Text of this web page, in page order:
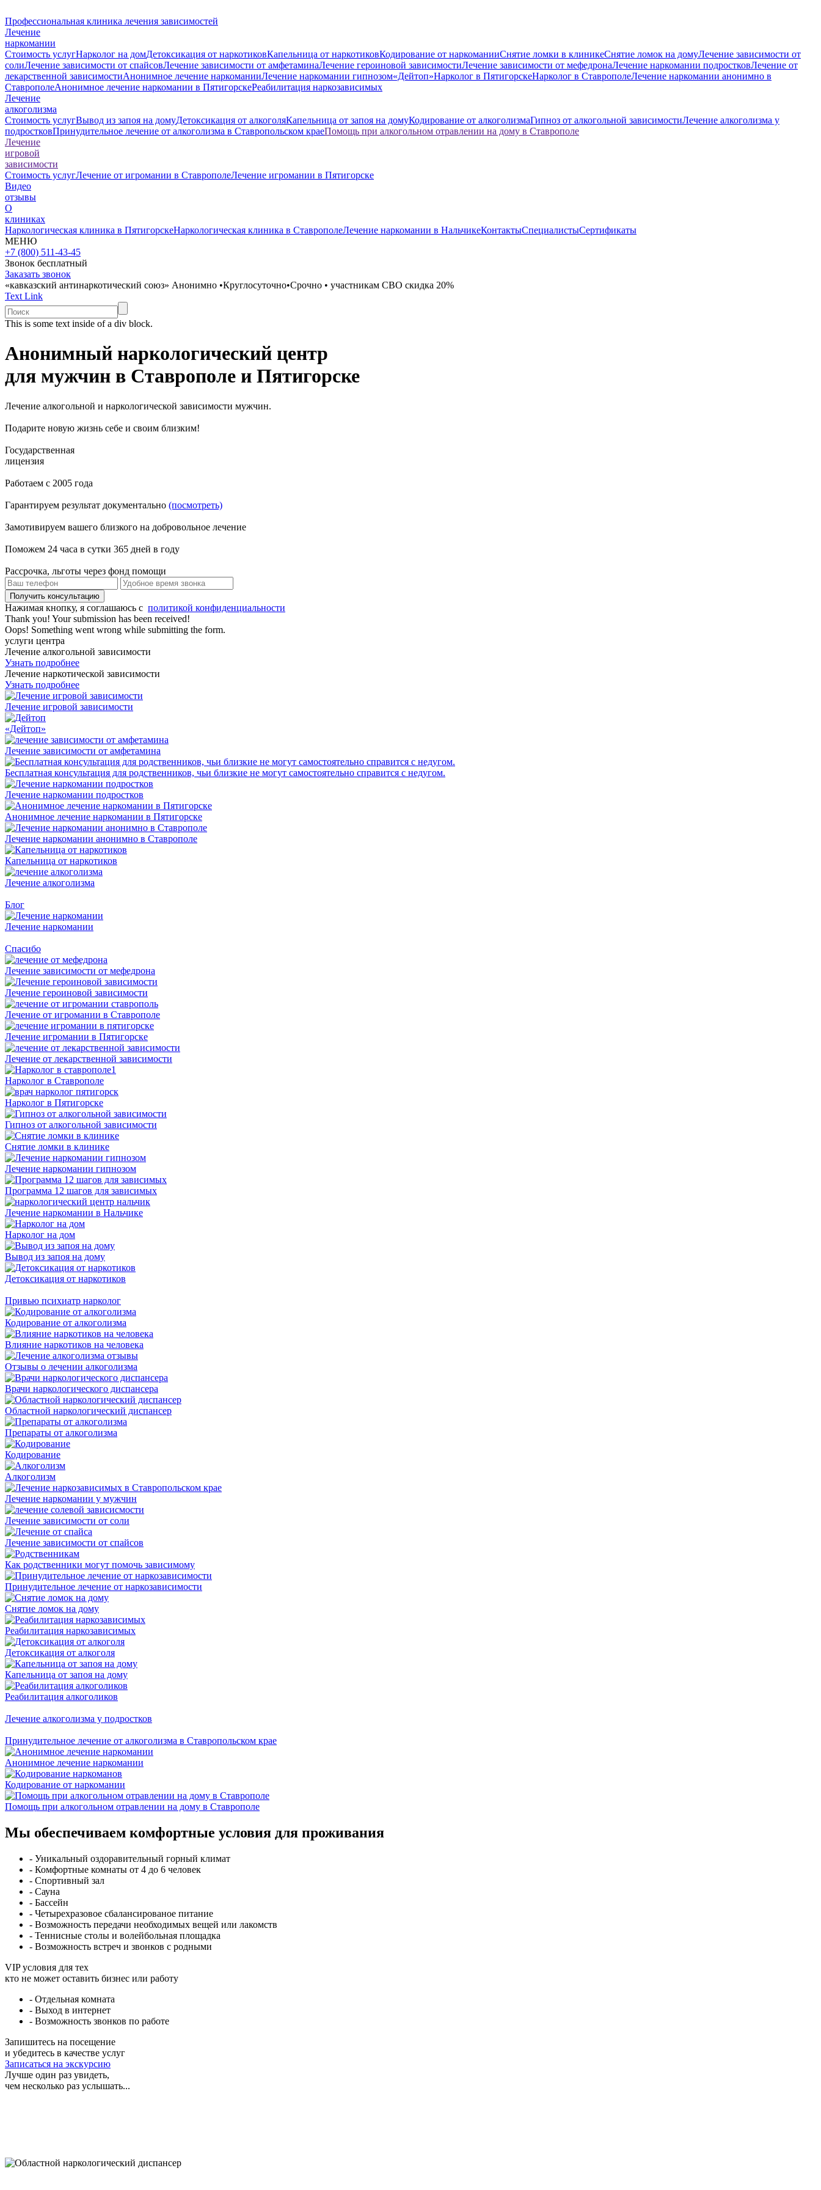
Профессиональная клиника лечения зависимостей
Лечение
наркомании
Стоимость услугНарколог на домДетоксикация от наркотиковКапельница от наркотиковКодирование от наркоманииСнятие ломки в клиникеСнятие ломок на домуЛечение зависимости от
солиЛечение зависимости от спайсовЛечение зависимости от амфетаминаЛечение героиновой зависимостиЛечение зависимости от мефедронаЛечение наркомании подростковЛечение от
лекарственной зависимостиАнонимное лечение наркоманииЛечение наркомании гипнозом«Дейтоп»Нарколог в ПятигорскеНарколог в СтаврополеЛечение наркомании анонимно в
СтаврополеАнонимное лечение наркомании в ПятигорскеРеабилитация наркозависимых
Лечение
алкоголизма
Стоимость услугВывод из запоя на домуДетоксикация от алкоголяКапельница от запоя на домуКодирование от алкоголизмаГипноз от алкогольной зависимостиЛечение алкоголизма у
подростковПринудительное лечение от алкоголизма в Ставропольском краеПомощь при алкогольном отравлении на дому в Ставрополе
Лечение
игровой
зависимости
Стоимость услугЛечение от игромании в СтаврополеЛечение игромании в Пятигорске
Видео
отзывы
О
клиниках
Наркологическая клиника в ПятигорскеНаркологическая клиника в СтаврополеЛечение наркомании в НальчикеКонтактыСпециалистыСертификаты
МЕНЮ
+7 (800) 511-43-45
Звонок бесплатный
Заказать звонок
«кавказский антинаркотический союз» Анонимно •Круглосуточно•Срочно • участникам СВО скидка 20%
Text Link
This is some text inside of a div block.
Анонимный наркологический центр
для мужчин в Ставрополе и Пятигорске
Лечение алкогольной и наркологической зависимости мужчин.
Подарите новую жизнь себе и своим близким!
Государственная
лицензия
Работаем с 2005 года
Гарантируем результат документально (посмотреть)
Замотивируем вашего близкого на добровольное лечение
Поможем 24 часа в сутки 365 дней в году
Рассрочка, льготы через фонд помощи
Нажимая кнопку, я соглашаюсь с политикой конфиденциальности
Thank you! Your submission has been received!
Oops! Something went wrong while submitting the form.
услуги центра
Лечение алкогольной зависимости
Узнать подробнее
Лечение наркотической зависимости
Узнать подробнее
Лечение игровой зависимости
«Дейтоп»
Лечение зависимости от амфетамина
Бесплатная консультация для родственников, чьи близкие не могут самостоятельно справится с недугом.
Лечение наркомании подростков
Анонимное лечение наркомании в Пятигорске
Лечение наркомании анонимно в Ставрополе
Капельница от наркотиков
Лечение алкоголизма
Блог
Лечение наркомании
Спасибо
Лечение зависимости от мефедрона
Лечение героиновой зависимости
Лечение от игромании в Ставрополе
Лечение игромании в Пятигорске
Лечение от лекарственной зависимости
Нарколог в Ставрополе
Нарколог в Пятигорске
Гипноз от алкогольной зависимости
Снятие ломки в клинике
Лечение наркомании гипнозом
Программа 12 шагов для зависимых
Лечение наркомании в Нальчике
Нарколог на дом
Вывод из запоя на дому
Детоксикация от наркотиков
Привью психиатр нарколог
Кодирование от алкоголизма
Влияние наркотиков на человека
Отзывы о лечении алкоголизма
Врачи наркологического диспансера
Областной наркологический диспансер
Препараты от алкоголизма
Кодирование
Алкоголизм
Лечение наркомании у мужчин
Лечение зависимости от соли
Лечение зависимости от спайсов
Как родственники могут помочь зависимому
Принудительное лечение от наркозависимости
Снятие ломок на дому
Реабилитация наркозависимых
Детоксикация от алкоголя
Капельница от запоя на дому
Реабилитация алкоголиков
Лечение алкоголизма у подростков
Принудительное лечение от алкоголизма в Ставропольском крае
Анонимное лечение наркомании
Кодирование от наркомании
Помощь при алкогольном отравлении на дому в Ставрополе
Мы обеспечиваем комфортные условия для проживания
- Уникальный оздоравительный горный климат
- Комфортные комнаты от 4 до 6 человек
- Спортивный зал
- Сауна
- Бассейн
- Четырехразовое сбалансированое питание
- Возможность передачи необходимых вещей или лакомств
- Теннисные столы и волейбольная площадка
- Возможность встреч и звонков с родными
VIP условия для тех
кто не может оставить бизнес или работу
- Отдельная комната
- Выход в интернет
- Возможность звонков по работе
Запишитесь на посещение
и убедитесь в качестве услуг
Записаться на экскурсию
Лучше один раз увидеть,
чем несколько раз услышать...